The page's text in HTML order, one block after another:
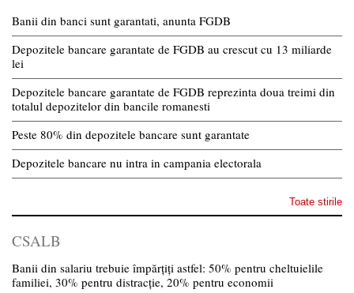
Banii din banci sunt garantati, anunta FGDB
Depozitele bancare garantate de FGDB au crescut cu 13 miliarde
lei
Depozitele bancare garantate de FGDB reprezinta doua treimi din
totalul depozitelor din bancile romanesti
Peste 80% din depozitele bancare sunt garantate
Depozitele bancare nu intra in campania electorala
Toate stirile
CSALB
Banii din salariu trebuie împărțiți astfel: 50% pentru cheltuielile
familiei, 30% pentru distracție, 20% pentru economii